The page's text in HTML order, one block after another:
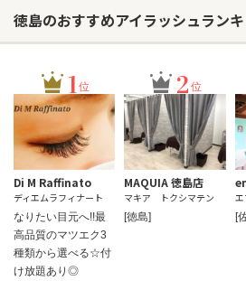
徳島のおすすめアイラッシュラン
1位
Di M Raffinato
ディエムラフィナート
なりたい目元へ!!最
高品質のマツエク3
種類から選べる☆付
け放題あり◎
2 位
MAQUIA 徳島店
マキア トクシマテン
[徳島]
エ
[